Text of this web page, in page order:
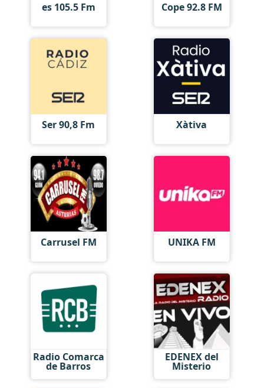
es 105.5 Fm Cope 92.8 FM
Ser 90,8 Fm Xàtiva
Carrusel FM UNIKA FM
Radio Comarca
de Barros
EDENEX del
Misterio